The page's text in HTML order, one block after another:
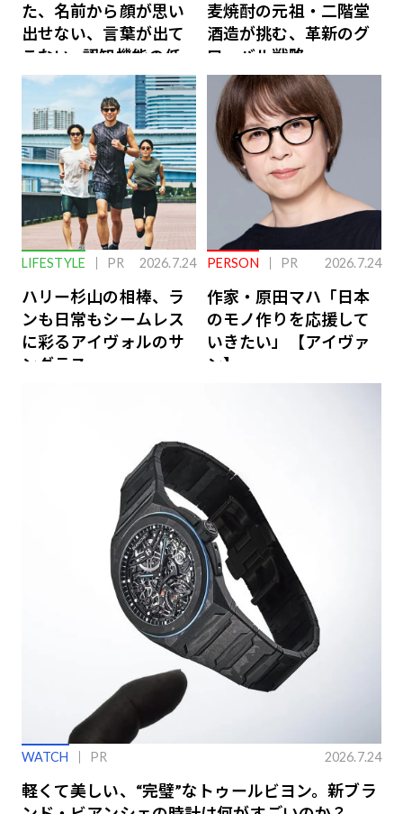
た、名前から顔が思い
出せない、言葉が出て
こない…認知機能の低
下を救う、脳のインナ
ーケアとは
麦焼酎の元祖・二階堂
酒造が挑む、革新のグ
ローバル戦略
LIFESTYLE PR 2026.7.24
ハリー杉山の相棒、ラ
ンも日常もシームレス
に彩るアイヴォルのサ
ングラス
PERSON PR 2026.7.24
作家・原田マハ「日本
のモノ作りを応援して
いきたい」【アイヴァ
ン】
WATCH PR 2026.7.24
軽くて美しい、“完璧”なトゥールビヨン。新ブラ